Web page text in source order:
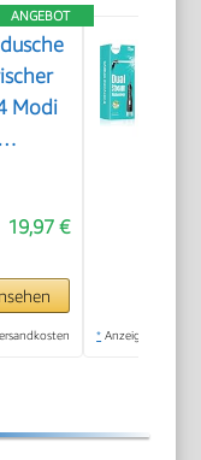
ANGEBOT
Modi
30
19,97 €
* Anzeige